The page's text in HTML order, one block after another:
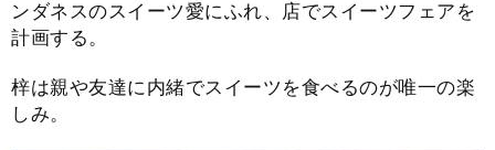
ンダネスのスイーツ愛にふれ、店でスイーツフェアを
計画する。
梓は親や友達に内緒でスイーツを食べるのが唯一の楽
しみ。